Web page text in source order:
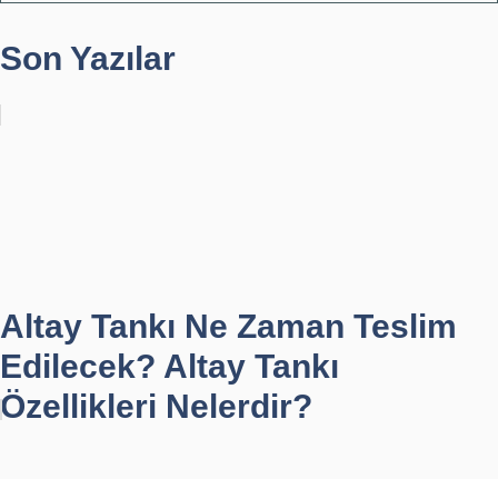
Son Yazılar
Altay Tankı Ne Zaman Teslim
Edilecek? Altay Tankı
Özellikleri Nelerdir?